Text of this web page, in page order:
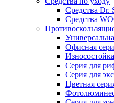
Средства Dr.
Средства
Офисная
Серия для
Серия для
Цветная